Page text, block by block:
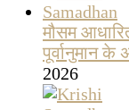
मौसम
पूर्वानुमान
2026